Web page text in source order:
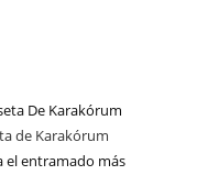
de Karakórum
el entramado más